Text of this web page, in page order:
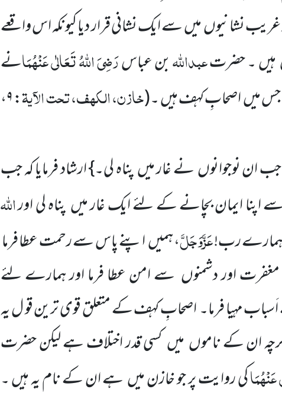
نشانیوں میں سے ایک نشانی قرار دیا کیونکہ اس واقعے
ہیں ۔ حضرتعبداللّٰہبن عباسرَضِیَ اللّٰہُ تَعَالٰی عَنْہُمَانے
جس میں اصحابِ کہف ہیں ۔(خازن، الکھف، تحت الآیۃ:۹،
جب ان نوجوانوں نے غار میں پناہ لی۔} ارشاد فرمایا کہ جب
اپنا ایمان بچانے کے لئے ایک غار میں پناہ لی اوراللّٰہ
ہمارے رب!عَزَّوَجَلَّ، ہمیں اپنے پاس سے رحمت عطا فرما
اور دشمنوں سے امن عطا فرما اور ہمارے لئے
مہیا فرما۔ اصحابِ کہف کے متعلق قوی ترین قو ل یہ
ان کے ناموں میں کسی قدر اختلاف ہے لیکن حضرت
کی روایت پر جو خازن میں ہے ان کے نام یہ ہیں ۔